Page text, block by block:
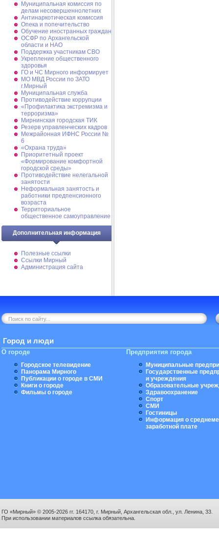
Муниципальная комиссия по
делам несовершеннолетних
Антинаркотическая комиссия
Опека и попечительство
Обучение иностранных граждан
ОСФР по Архангельской
области и НАО
Поддержка участникам СВО
Укрепление общественного
здоровья
ГО и ЧС Мирного информирует
МО МВД России по ЗАТО
г.Мирный
Муниципальная cлужба
Противодействие коррупции
«Профилактика экстремизма и
терроризма»
Мирнинская городская ТИК
Резерв управленческих кадров
Межрайонная ИФНС России №
6
«Охрана труда»
Приоритетный проект
«Формирование комфортной
городской среды»
Противодействие нелегальной
занятости
Неформальная занятость и
работники предпенсионного
возраста
Территориальное
общественное самоуправление
Дополнительная информация
Полезные ссылки
Ссылки Мирный
Администрация сайта
Город и люди
О городе
Городское телевидение
Панорама Мирного
Публикации о городе в СМИ
Книги о городе
Фильмы о городе
Предприятия города
Муниципальные
Государственные
и учреждения
Образовательные
Здравоохранение
Спорт
СМИ
Гостиницы
Информация о
заработной плате
ГО «Мирный» © 2005-2026 гг. 164170, г. Мирный, Архангельская обл., ул. Ленина, 33.
При использовании материалов ссылка обязательна.